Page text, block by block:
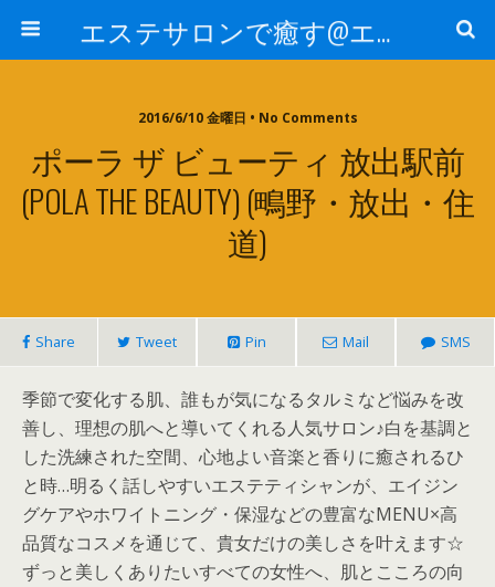
エステサロンで癒す@エステ～全国エステ情報
2016/6/10 金曜日 • No Comments
ポーラ ザ ビューティ 放出駅前
(POLA THE BEAUTY) (鴫野・放出・住
道)
Share Tweet Pin Mail SMS
季節で変化する肌、誰もが気になるタルミなど悩みを改
善し、理想の肌へと導いてくれる人気サロン♪白を基調と
した洗練された空間、心地よい音楽と香りに癒されるひ
と時…明るく話しやすいエステティシャンが、エイジン
グケアやホワイトニング・保湿などの豊富なMENU×高
品質なコスメを通じて、貴女だけの美しさを叶えます☆
ずっと美しくありたいすべての女性へ、肌とこころの向